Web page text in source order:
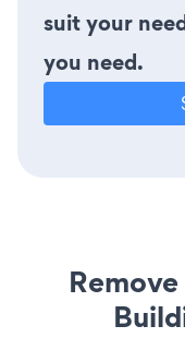
suit your
you need.